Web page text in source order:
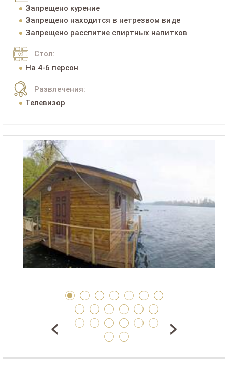
Запрещено курение
Запрещено находится в нетрезвом виде
Запрещено расспитие спиртных напитков
Стол:
На 4-6 персон
Развлечения:
Телевизор